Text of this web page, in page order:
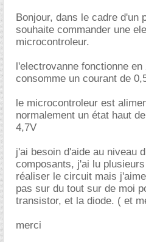
Bonjour, dans le cadre d'un
souhaite commander une
microcontroleur.
l'electrovanne fonctionne
consomme un courant de
le microcontroleur est
normalement un état haut
4,7V
j'ai besoin d'aide au niveau
composants, j'ai lu
réaliser le circuit mais
pas sur du tout sur de moi
transistor, et la diode. ( et
merci